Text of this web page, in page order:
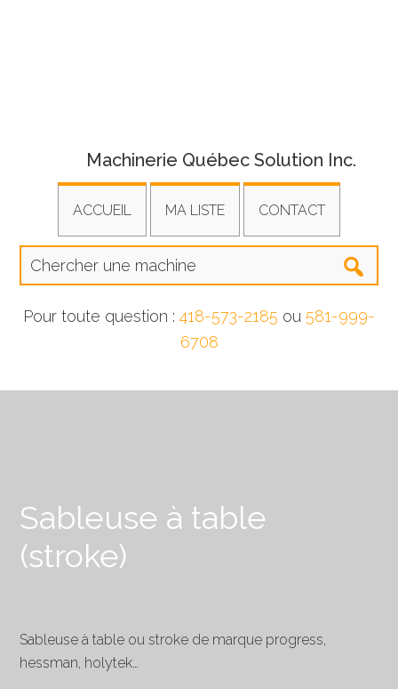
Machinerie Québec Solution Inc.
ACCUEIL MA LISTE CONTACT
Pour toute question : 418-573-2185 ou 581-999-
6708
Sableuse à table
(stroke)
Sableuse à table ou stroke de marque progress,
hessman, holytek…